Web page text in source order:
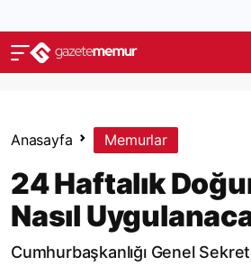
Anasayfa Memurlar
24 Haftalık
Nasıl
Cumhurbaşkanlığı Genel